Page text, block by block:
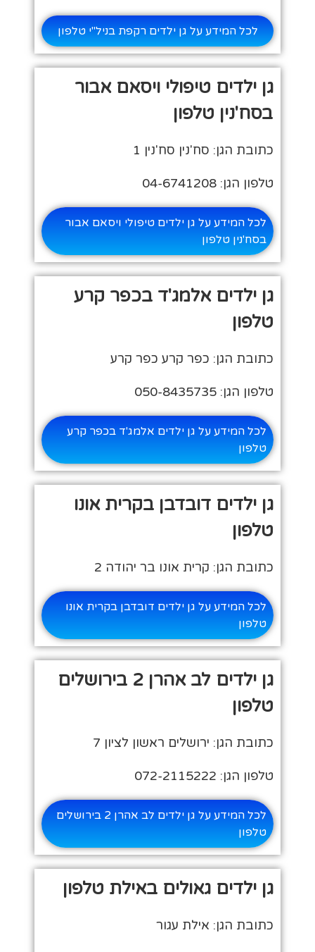
לכל המידע על גן ילדים רקפת בניל"י טלפון
גן ילדים טיפולי ויסאם אבור
בסח'נין טלפון
כתובת הגן: סח'נין סח'נין 1
טלפון הגן: 04-6741208
לכל המידע על גן ילדים טיפולי ויסאם אבור
בסח'נין טלפון
גן ילדים אלמג'ד בכפר קרע
טלפון
כתובת הגן: כפר קרע כפר קרע
טלפון הגן: 050-8435735
לכל המידע על גן ילדים אלמג'ד בכפר קרע
טלפון
גן ילדים דובדבן בקרית אונו
טלפון
כתובת הגן: קרית אונו בר יהודה 2
לכל המידע על גן ילדים דובדבן בקרית אונו
טלפון
גן ילדים לב אהרן 2 בירושלים
טלפון
כתובת הגן: ירושלים ראשון לציון 7
טלפון הגן: 072-2115222
לכל המידע על גן ילדים לב אהרן 2 בירושלים
טלפון
גן ילדים גאולים באילת טלפון
כתובת הגן: אילת עגור